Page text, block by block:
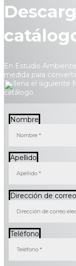
En Estudio
medida para
Rellena el siguiente
catálogo.
Nombre
Apellido
Dirección de
Teléfono